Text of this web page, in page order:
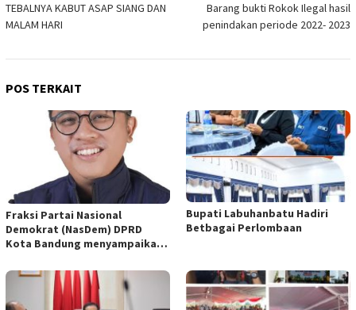
TEBALNYA KABUT ASAP SIANG DAN
MALAM HARI
Barang bukti Rokok Ilegal hasil
penindakan periode 2022- 2023
POS TERKAIT
Fraksi Partai Nasional
Demokrat (NasDem) DPRD
Kota Bandung menyampaikan
empat Rancangan Peraturan
Daerah (Raperda) yang
diajukan Pemerintah Kota
Bupati Labuhanbatu Hadiri
Betbagai Perlombaan